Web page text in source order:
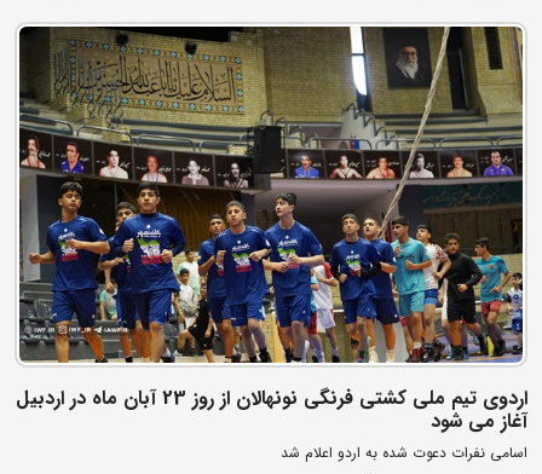
اردوی تیم ملی کشتی فرنگی نونهالان از روز 23 آبان ماه در اردبیل
آغاز می شود
اسامی نفرات دعوت شده به اردو اعلام شد